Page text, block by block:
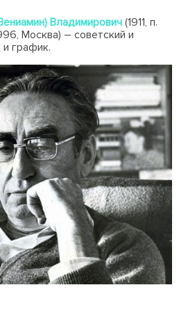
Владимирович (1911, п.
Москва) – советский и
и график.